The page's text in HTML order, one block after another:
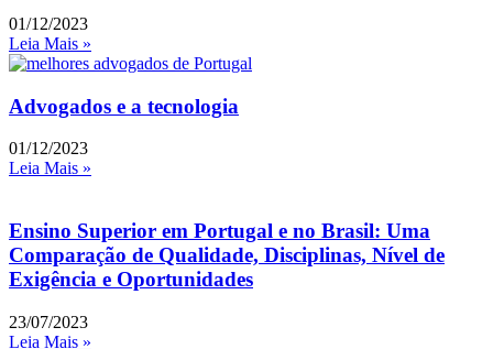
01/12/2023
Leia Mais »
Advogados e a tecnologia
01/12/2023
Leia Mais »
Ensino Superior em Portugal e no Brasil: Uma
Comparação de Qualidade, Disciplinas, Nível de
Exigência e Oportunidades
23/07/2023
Leia Mais »